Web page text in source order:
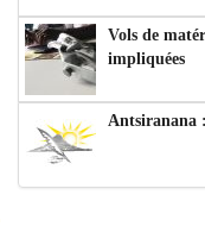
Vols de
impliquées
Antsiranana